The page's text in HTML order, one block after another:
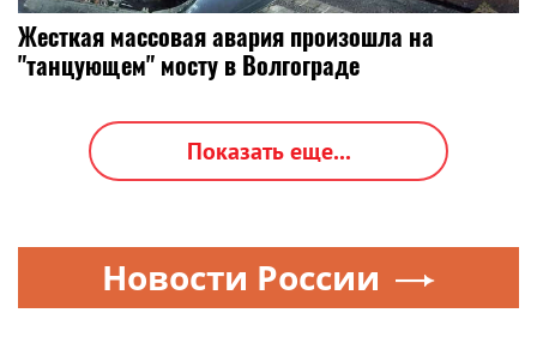
Жесткая массовая авария произошла на
"танцующем" мосту в Волгограде
Показать еще...
Новости России